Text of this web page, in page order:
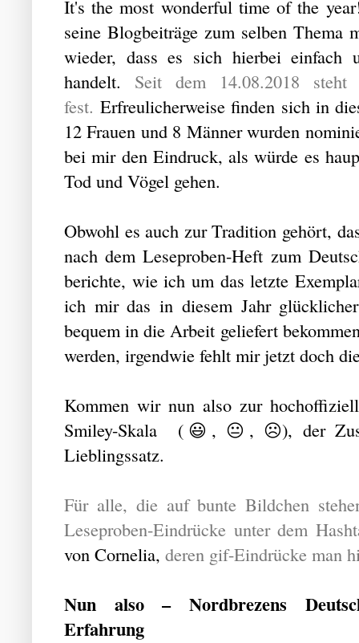
It's the most wonderful time of the
seine Blogbeiträge zum selben Thema
wieder, dass es sich hierbei einfach
handelt. Seit dem 14.08.2018
fest. Erfreulicherweise finden sich in
12 Frauen und 8 Männer wurden
bei mir den Eindruck, als würde es
Tod und Vögel gehen.
Obwohl es auch zur Tradition gehört,
nach dem Leseproben-Heft zum
berichte, wie ich um das letzte
ich mir das in diesem Jahr
bequem in die Arbeit geliefert
werden, irgendwie fehlt mir jetzt doch
Kommen wir nun also zur
Smiley-Skala (😃, 😐, ☹️), der
Lieblingssatz.
Für alle, die auf bunte Bildchen
Leseproben-Eindrücke unter dem
von Cornelia, deren gif-Eindrücke man
Nun also – Nordbrezens
Erfahrung